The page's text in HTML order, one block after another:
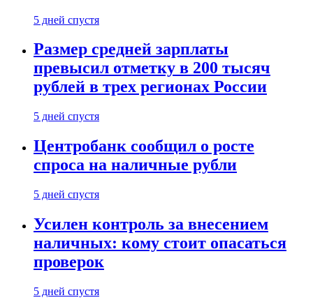
5 дней спустя
Размер средней зарплаты
превысил отметку в 200 тысяч
рублей в трех регионах России
5 дней спустя
Центробанк сообщил о росте
спроса на наличные рубли
5 дней спустя
Усилен контроль за внесением
наличных: кому стоит опасаться
проверок
5 дней спустя